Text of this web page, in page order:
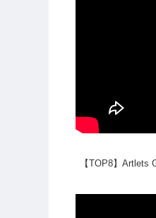
【TOP8】Artlets